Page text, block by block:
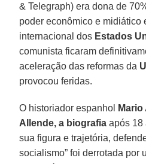
& Telegraph) era dona de
poder econômico e midiático
internacional dos Estados
comunista ficaram
aceleração das reformas da
provocou feridas.
O historiador espanhol
Allende, a biografia após 18
sua figura e trajetória,
socialismo” foi derrotada por